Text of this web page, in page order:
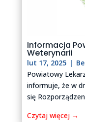
Informacja
Weterynarii
lut 17, 2025 |
Powiatowy
informuje, że w
się
Czytaj więcej →